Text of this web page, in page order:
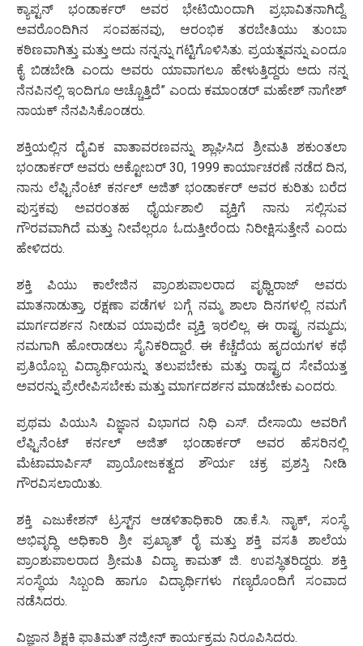
ಕ್ಯಾಪ್ಟನ್ ಭಂಡಾರ್ಕರ್ ಅವರ ಭೇಟಿಯಿಂದಾಗಿ ಪ್ರಭಾವಿತನಾಗಿದ್ದೆ.
ಅವರೊಂದಿಗಿನ ಸಂವಹನವು, ಆರಂಭಿಕ ತರಬೇತಿಯು ತುಂಬಾ
ಕಠಿಣವಾಗಿತ್ತು ಮತ್ತು ಅದು ನನ್ನನ್ನು ಗಟ್ಟಿಗೊಳಿಸಿತು. ಪ್ರಯತ್ನವನ್ನು ಎಂದೂ
ಕೈ ಬಿಡಬೇಡಿ ಎಂದು ಅವರು ಯಾವಾಗಲೂ ಹೇಳುತ್ತಿದ್ದರು ಅದು ನನ್ನ
ನೆನಪಿನಲ್ಲಿ ಇಂದಿಗೂ ಅಚ್ಚೊತ್ತಿದೆ” ಎಂದು ಕಮಾಂಡರ್ ಮಹೇಶ್ ನಾಗೇಶ್
ನಾಯಕ್ ನೆನಪಿಸಿಕೊಂಡರು.
ಶಕ್ತಿಯಲ್ಲಿನ ದೈವಿಕ ವಾತಾವರಣವನ್ನು ಶ್ಲಾಘಿಸಿದ ಶ್ರೀಮತಿ ಶಕುಂತಲಾ
ಭಂಡಾರ್ಕರ್ ಅವರು ಅಕ್ಟೋಬರ್ 30, 1999 ಕಾರ್ಯಾಚರಣೆ ನಡೆದ ದಿನ,
ನಾನು ಲೆಫ್ಟಿನೆಂಟ್ ಕರ್ನಲ್ ಅಜಿತ್ ಭಂಡಾರ್ಕರ್ ಅವರ ಕುರಿತು ಬರೆದ
ಪುಸ್ತಕವು ಅವರಂತಹ ಧೈರ್ಯಶಾಲಿ ವ್ಯಕ್ತಿಗೆ ನಾನು ಸಲ್ಲಿಸುವ
ಗೌರವವಾಗಿದೆ ಮತ್ತು ನೀವೆಲ್ಲರೂ ಓದುತ್ತೀರೆಂದು ನಿರೀಕ್ಷಿಸುತ್ತೇನೆ ಎಂದು
ಹೇಳಿದರು.
ಶಕ್ತಿ ಪಿಯು ಕಾಲೇಜಿನ ಪ್ರಾಂಶುಪಾಲರಾದ ಪೃಥ್ವಿರಾಜ್ ಅವರು
ಮಾತನಾಡುತ್ತಾ, ರಕ್ಷಣಾ ಪಡೆಗಳ ಬಗ್ಗೆ ನಮ್ಮ ಶಾಲಾ ದಿನಗಳಲ್ಲಿ ನಮಗೆ
ಮಾರ್ಗದರ್ಶನ ನೀಡುವ ಯಾವುದೇ ವ್ಯಕ್ತಿ ಇರಲಿಲ್ಲ. ಈ ರಾಷ್ಟ್ರ ನಮ್ಮದು;
ನಮಗಾಗಿ ಹೋರಾಡಲು ಸೈನಿಕರಿದ್ದಾರೆ. ಈ ಕೆಚ್ಚೆದೆಯ ಹೃದಯಗಳ ಕಥೆ
ಪ್ರತಿಯೊಬ್ಬ ವಿದ್ಯಾರ್ಥಿಯನ್ನು ತಲುಪಬೇಕು ಮತ್ತು ರಾಷ್ಟ್ರದ ಸೇವೆಯತ್ತ
ಅವರನ್ನು ಪ್ರೇರೇಪಿಸಬೇಕು ಮತ್ತು ಮಾರ್ಗದರ್ಶನ ಮಾಡಬೇಕು ಎಂದರು.
ಪ್ರಥಮ ಪಿಯುಸಿ ವಿಜ್ಞಾನ ವಿಭಾಗದ ನಿಧಿ ಎಸ್. ದೇಸಾಯಿ ಅವರಿಗೆ
ಲೆಫ್ಟಿನೆಂಟ್ ಕರ್ನಲ್ ಅಜಿತ್ ಭಂಡಾರ್ಕರ್ ಅವರ ಹೆಸರಿನಲ್ಲಿ
ಮೆಟಾಮಾರ್ಪಿಸ್ ಪ್ರಾಯೋಜಕತ್ವದ ಶೌರ್ಯ ಚಕ್ರ ಪ್ರಶಸ್ತಿ ನೀಡಿ
ಗೌರವಿಸಲಾಯಿತು.
ಶಕ್ತಿ ಎಜುಕೇಶನ್ ಟ್ರಸ್ಟ್‌ನ ಆಡಳಿತಾಧಿಕಾರಿ ಡಾ.ಕೆ.ಸಿ. ನಾೖಕ್‌, ಸಂಸ್ಥೆ
ಅಭಿವೃದ್ಧಿ ಅಧಿಕಾರಿ ಶ್ರೀ ಪ್ರಖ್ಯಾತ್ ರೈ ಮತ್ತು ಶಕ್ತಿ ವಸತಿ ಶಾಲೆಯ
ಪ್ರಾಂಶುಪಾಲರಾದ ಶ್ರೀಮತಿ ವಿದ್ಯಾ ಕಾಮತ್ ಜಿ. ಉಪಸ್ಥಿತರಿದ್ದರು. ಶಕ್ತಿ
ಸಂಸ್ಥೆಯ ಸಿಬ್ಬಂದಿ ಹಾಗೂ ವಿದ್ಯಾರ್ಥಿಗಳು ಗಣ್ಯರೊಂದಿಗೆ ಸಂವಾದ
ನಡೆಸಿದರು.
ವಿಜ್ಞಾನ ಶಿಕ್ಷಕಿ ಫಾತಿಮತ್ ನಜ್ರೀನ್ ಕಾರ್ಯಕ್ರಮ ನಿರೂಪಿಸಿದರು.